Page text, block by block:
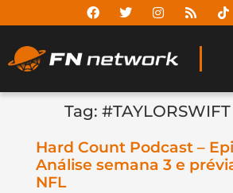
Tag: #TAYLORSWIFT
Hard Count Podcast –
Análise semana 3 e
NFL